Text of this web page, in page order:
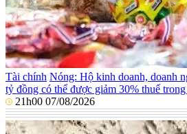
Tài chính Nóng: Hộ kinh doanh, doanh
tỷ đồng có thể được giảm 30% thuế
21h00 07/08/2026